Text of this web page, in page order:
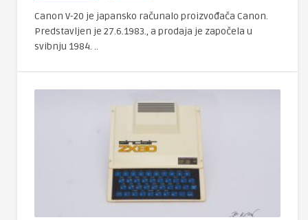
Canon V-20 je japansko računalo proizvođača Canon.
Predstavljen je 27.6.1983., a prodaja je započela u
svibnju 1984. ..